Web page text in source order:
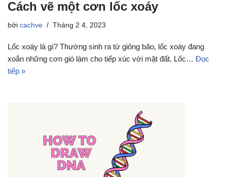
Cách vẽ một cơn lốc xoáy
bởi cachve Tháng 2 4, 2023
Lốc xoáy là gì? Thường sinh ra từ giông bão, lốc xoáy đang
xoắn những cơn gió làm cho tiếp xúc với mặt đất. Lốc… Đọc
tiếp »